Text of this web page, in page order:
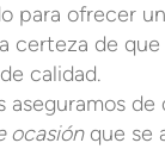
para ofrecer
certeza de
calidad.
aseguramos de
ocasiónque se